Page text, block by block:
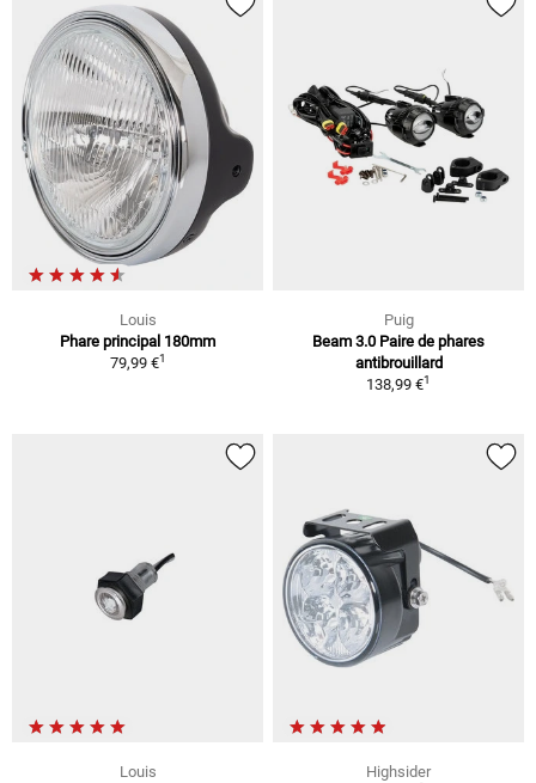
Louis
Phare principal 180mm
79,99 €1
Puig
Beam 3.0 Paire de phares
antibrouillard
138,99 €1
Louis
Highsider